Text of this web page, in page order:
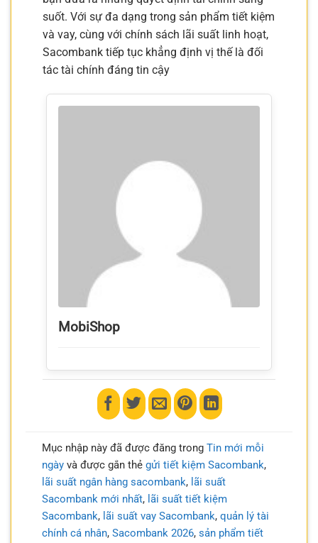
suốt. Với sự đa dạng trong sản phẩm tiết kiệm
và vay, cùng với chính sách lãi suất linh hoạt,
Sacombank tiếp tục khẳng định vị thế là đối
tác tài chính đáng tin cậy
MobiShop
Mục nhập này đã được đăng trong Tin mới mỗi
ngàyvà được gắn thẻ gửi tiết kiệm Sacombank,
lãi suất ngân hàng sacombank, lãi suất
Sacombank mới nhất, lãi suất tiết kiệm
Sacombank, lãi suất vay Sacombank, quản lý tài
chính cá nhân, Sacombank 2026, sản phẩm tiết